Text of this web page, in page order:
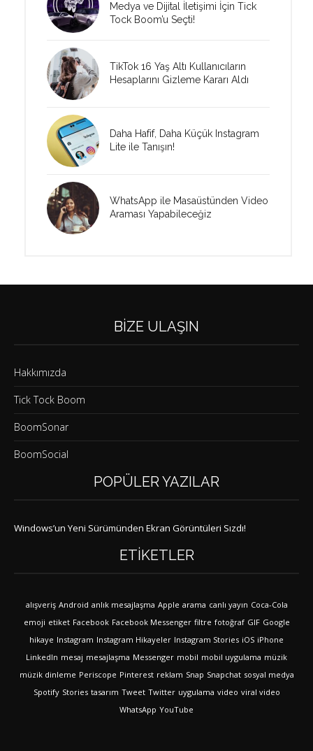
Medya ve Dijital İletişimi İçin Tick
Tock Boom’u Seçti!
TikTok 16 Yaş Altı Kullanıcıların
Hesaplarını Gizleme Kararı Aldı
Daha Hafif, Daha Küçük Instagram
Lite ile Tanışın!
WhatsApp ile Masaüstünden Video
Araması Yapabileceğiz
BIZE ULAŞIN
Hakkımızda
Tick Tock Boom
BoomSonar
BoomSocial
POPÜLER YAZILAR
Windows’un Yeni Sürümünden Ekran Görüntüleri Sızdı!
ETIKETLER
alışveriş Android anlık mesajlaşma Apple arama canlı yayın Coca-Cola
emoji etiket Facebook Facebook Messenger filtre fotoğraf GIF Google
hikaye Instagram Instagram Hikayeler Instagram Stories iOS iPhone
LinkedIn mesaj mesajlaşma Messenger mobil mobil uygulama müzik
müzik dinleme Periscope Pinterest reklam Snap Snapchat sosyal medya
Spotify Stories tasarım Tweet Twitter uygulama video viral video
WhatsApp YouTube